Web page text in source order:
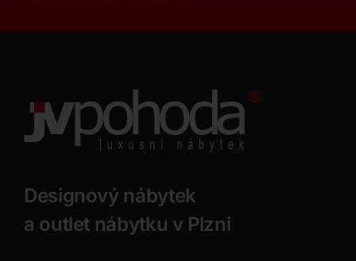
Designový nábytek
a outlet nábytku v Plzni